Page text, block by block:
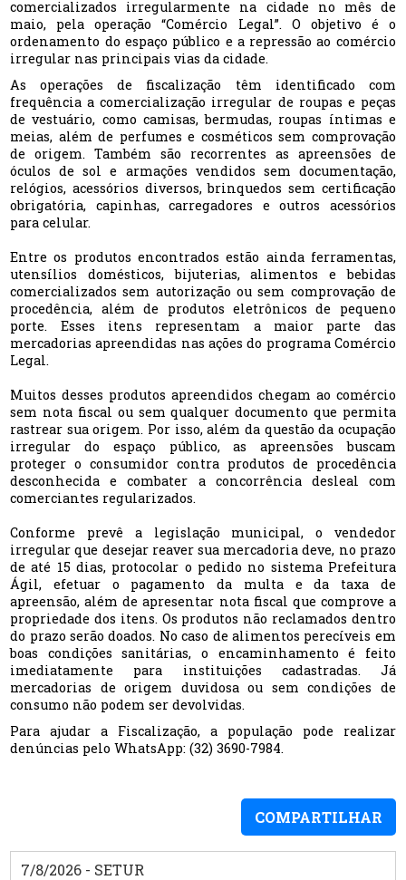
comercializados irregularmente na cidade no mês de
maio, pela operação “Comércio Legal”. O objetivo é o
ordenamento do espaço público e a repressão ao comércio
irregular nas principais vias da cidade.
As operações de fiscalização têm identificado com
frequência a comercialização irregular de roupas e peças
de vestuário, como camisas, bermudas, roupas íntimas e
meias, além de perfumes e cosméticos sem comprovação
de origem. Também são recorrentes as apreensões de
óculos de sol e armações vendidos sem documentação,
relógios, acessórios diversos, brinquedos sem certificação
obrigatória, capinhas, carregadores e outros acessórios
para celular.
Entre os produtos encontrados estão ainda ferramentas,
utensílios domésticos, bijuterias, alimentos e bebidas
comercializados sem autorização ou sem comprovação de
procedência, além de produtos eletrônicos de pequeno
porte. Esses itens representam a maior parte das
mercadorias apreendidas nas ações do programa Comércio
Legal.
Muitos desses produtos apreendidos chegam ao comércio
sem nota fiscal ou sem qualquer documento que permita
rastrear sua origem. Por isso, além da questão da ocupação
irregular do espaço público, as apreensões buscam
proteger o consumidor contra produtos de procedência
desconhecida e combater a concorrência desleal com
comerciantes regularizados.
Conforme prevê a legislação municipal, o vendedor
irregular que desejar reaver sua mercadoria deve, no prazo
de até 15 dias, protocolar o pedido no sistema Prefeitura
Ágil, efetuar o pagamento da multa e da taxa de
apreensão, além de apresentar nota fiscal que comprove a
propriedade dos itens. Os produtos não reclamados dentro
do prazo serão doados. No caso de alimentos perecíveis em
boas condições sanitárias, o encaminhamento é feito
imediatamente para instituições cadastradas. Já
mercadorias de origem duvidosa ou sem condições de
consumo não podem ser devolvidas.
Para ajudar a Fiscalização, a população pode realizar
denúncias pelo WhatsApp: (32) 3690-7984.
COMPARTILHAR
7/8/2026 - SETUR